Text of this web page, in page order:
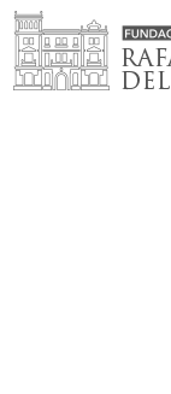
Saltar
al
contenido